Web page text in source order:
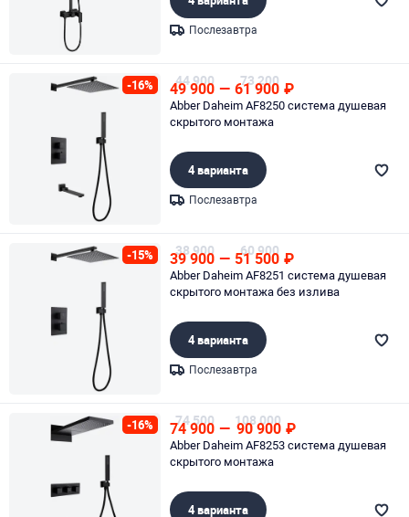
Послезавтра
-16% 44 900
49 900 — 73 200
61 900 ₽
Abber Daheim AF8250 система душевая
скрытого монтажа
4 варианта
Послезавтра
-15% 38 900
39 900 — 60 900
51 500 ₽
Abber Daheim AF8251 система душевая
скрытого монтажа без излива
4 варианта
Послезавтра
-16% 74 500
74 900 — 108 000
90 900 ₽
Abber Daheim AF8253 система душевая
скрытого монтажа
4 варианта